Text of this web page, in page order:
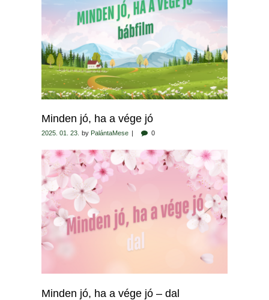
Minden jó, ha a vége jó
2025. 01. 23. by PalántaMese 0
Minden jó, ha a vége jó – dal